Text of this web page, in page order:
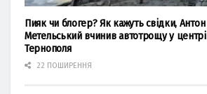
Пияк чи блогер? Як кажуть свідки, Антон
Метельський вчинив автотрощу у центрі
Тернополя
22 ПОШИРЕННЯ